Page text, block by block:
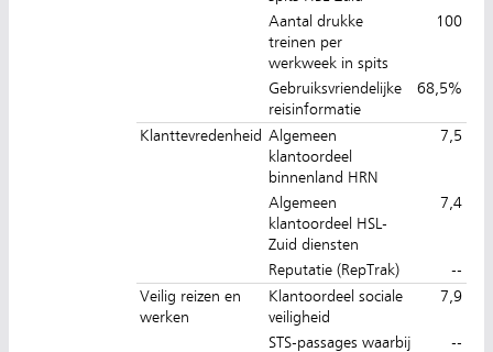
Aantal drukke
treinen per
werkweek in spits
100
Gebruiksvriendelijke
reisinformatie
68,5%
Klanttevredenheid Algemeen
klantoordeel
binnenland HRN
7,5
Algemeen
klantoordeel HSL-
Zuid diensten
7,4
Reputatie (RepTrak)
--
Veilig reizen en
werken
Klantoordeel sociale
veiligheid
7,9
STS-passages waarbij
--